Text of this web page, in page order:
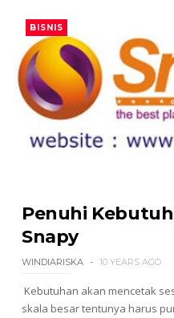
BISNIS
Penuhi
Snapy
WINDIARISKA 10 YEARS AGO
Kebutuhan akan mencetak
skala besar tentunya harus